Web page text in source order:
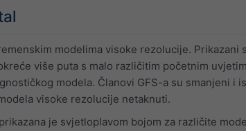
modelima visoke rezolucije. Prikazani
više puta s malo različitim početnim
modela. Članovi GFS-a su smanjeni i
visoke rezolucije netaknuti.
je svjetloplavom bojom za različite